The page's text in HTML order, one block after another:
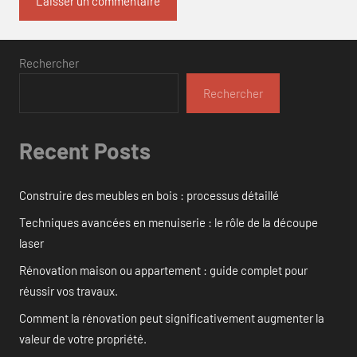
Rechercher
Rechercher
Recent Posts
Construire des meubles en bois : processus détaillé
Techniques avancées en menuiserie : le rôle de la découpe
laser
Rénovation maison ou appartement : guide complet pour
réussir vos travaux.
Comment la rénovation peut significativement augmenter la
valeur de votre propriété.